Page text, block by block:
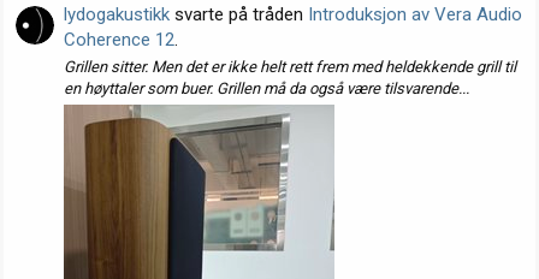
lydogakustikk svarte på tråden Introduksjon av Vera Audio
Coherence 12.
Grillen sitter. Men det er ikke helt rett frem med heldekkende grill til
en høyttaler som buer. Grillen må da også være tilsvarende...